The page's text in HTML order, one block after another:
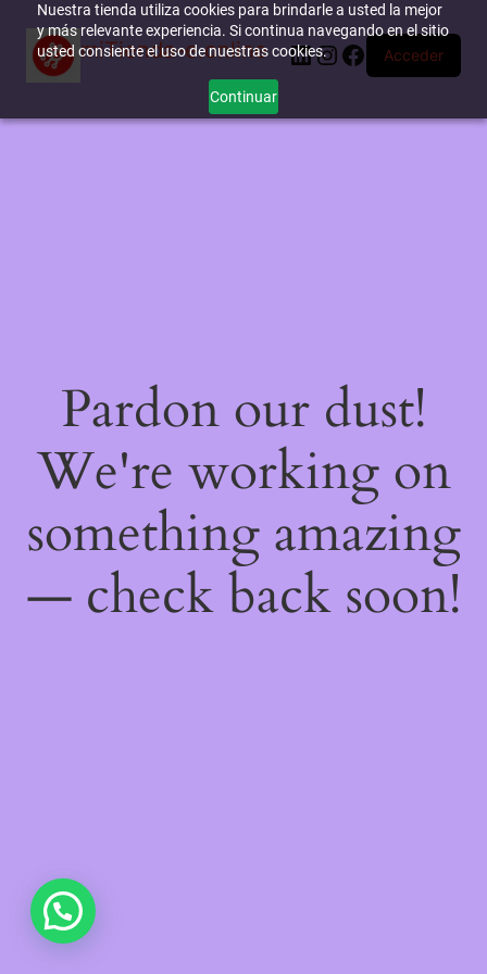
Nuestra tienda utiliza cookies para brindarle a usted la mejor
y más relevante experiencia. Si continua navegando en el sitio
usted consiente el uso de nuestras cookies.
Continuar
miTienda-e.online LinkedIn
Instagram
Facebook
Acceder
Pardon our dust!
We're working on
something amazing
— check back soon!